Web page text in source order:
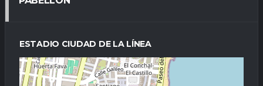
ESTADIO CIUDAD DE LA LÍNEA